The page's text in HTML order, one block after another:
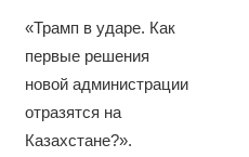
«Трамп в ударе. Как
первые решения
новой администрации
отразятся на
Казахстане?».